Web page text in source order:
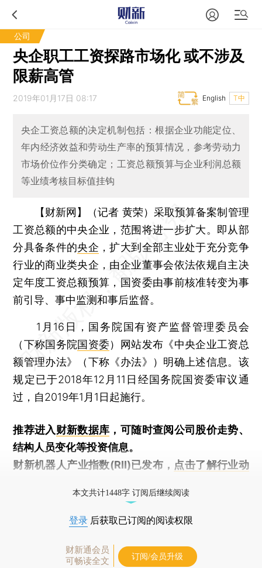
公司
央企职工工资探路市场化 或不涉及
限薪高管
2019年01月17日 08:17 T中
English
央企工资总额的决定机制包括：根据企业功能定位、
年内经济效益和劳动生产率的预算情况，参考劳动力
市场价位作分类确定；工资总额预算与企业利润总额
等业绩考核目标值挂钩
【财新网】（记者 黄荣） 采取预算备案制管理
工资总额的中央企业，范围将进一步扩大。即从部
分具备条件的央企 ，扩大到全部主业处于充分竞争
行业的商业类央企，由企业董事会依法依规自主决
定年度工资总额预算，国资委由事前核准转变为事
前引导、事中监测和事后监督。
1月16日，国务院国有资产监督管理委员会
（下称国务院国资委）网站发布《中央企业工资总
额管理办法》（下称《办法》）明确上述信息。该
规定已于2018年12月11日经国务院国资委审议通
过，自2019年1月1日起施行。
推荐进入财新数据库 ，可随时查阅公司股价走势、
结构人员变化等投资信息。
财新机器人产业指数(RII)已发布， 点击了解行业动
本文共计1448字 订阅后继续阅读
登录 后获取已订阅的阅读权限
财新通会员
可畅读全文
订阅/会员升级